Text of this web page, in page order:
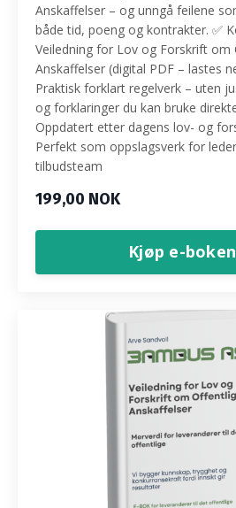
Anskaffelser – og unngå feilene
både tid, poeng og kontrakter. ✅
Veiledning for Lov og Forskrift om
Anskaffelser (digital PDF – lastes
Praktisk forklart regelverk – uten
og forklaringer du kan bruke
Oppdatert etter dagens lov- og
Perfekt som oppslagsverk for
tilbudsteam
199,00 NOK
Kjøp e-